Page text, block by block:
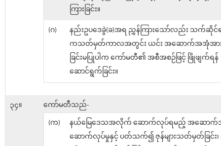
ကြားခြင်း။
(ဂ)
နည်းဥပဒေခွဲ(ခ)အရ ညွှန်ကြားသော်လည်း သက်ဆိုင်ရ
ကသတ်မှတ်ကာလအတွင်း ယင်း အဆောက်အအုံအား
ခြင်းမပြုပါက ကော်မတီ၏ အစီအစဉ်ဖြင့် ဖြိုဖျက်ရန်
ဆောင်ရွက်ခြင်း။
၃၄။ ကော်မတီသည်-
(က)
နယ်မြေဒေသအလိုက် ဆောက်လုပ်ရမည့် အဆော
ဆောက်လုပ်မှုနှင့် ပတ်သက်၍ ဇုန်များသတ်မှတ်ခြင်